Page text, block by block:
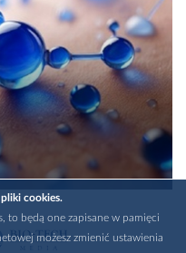
cookies.
to będą one zapisane w pamięci
możesz zmienić ustawienia